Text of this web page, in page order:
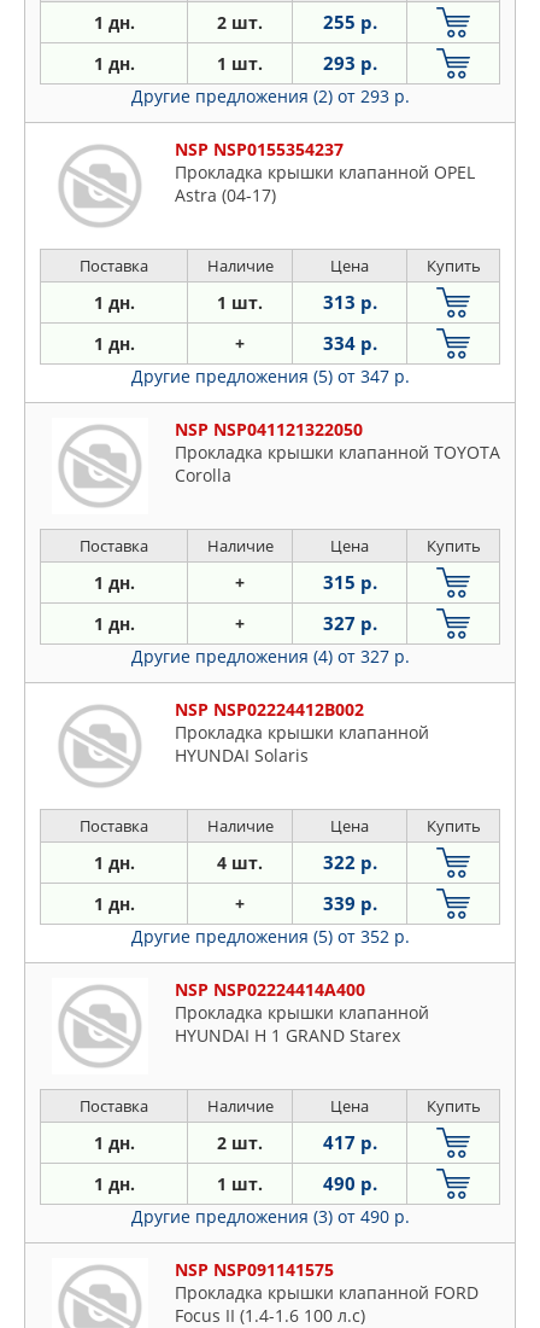
1 дн. 2 шт. 255 р.
1 дн. 1 шт. 293 р.
Другие предложения (2) от 293 р.
NSP NSP0155354237
Прокладка крышки клапанной OPEL
Astra (04-17)
Поставка Наличие Цена Купить
1 дн. 1 шт. 313 р.
1 дн. + 334 р.
Другие предложения (5) от 347 р.
NSP NSP041121322050
Прокладка крышки клапанной TOYOTA
Corolla
Поставка Наличие Цена Купить
1 дн. + 315 р.
1 дн. + 327 р.
Другие предложения (4) от 327 р.
NSP NSP02224412B002
Прокладка крышки клапанной
HYUNDAI Solaris
Поставка Наличие Цена Купить
1 дн. 4 шт. 322 р.
1 дн. + 339 р.
Другие предложения (5) от 352 р.
NSP NSP02224414A400
Прокладка крышки клапанной
HYUNDAI H 1 GRAND Starex
Поставка Наличие Цена Купить
1 дн. 2 шт. 417 р.
1 дн. 1 шт. 490 р.
Другие предложения (3) от 490 р.
NSP NSP091141575
Прокладка крышки клапанной FORD
Focus II (1.4-1.6 100 л.с)